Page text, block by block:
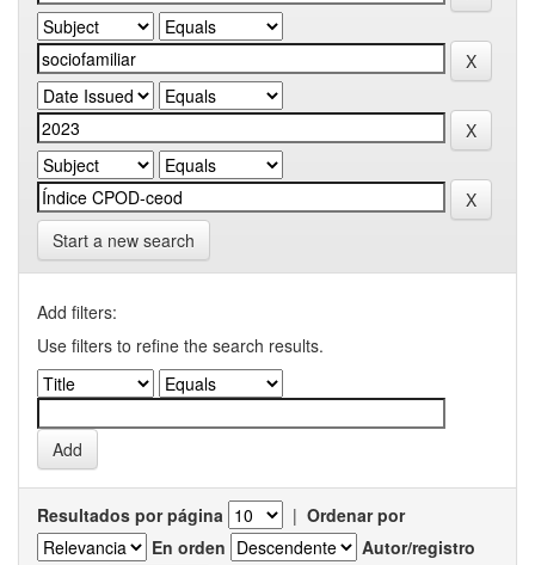
Start a new search
Add filters:
Use filters to refine the search results.
Resultados por página | Ordenar por
En orden
Autor/registro